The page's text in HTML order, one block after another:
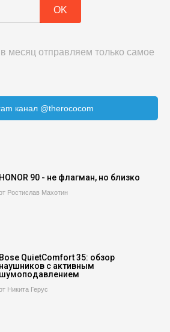
месяц отправляем только самое
канал @therococom
HONOR 90 - не флагман, но близко
Ростислав Махотин
Bose QuietComfort 35: обзор
наушников с активным
шумоподавлением
Никита Герус